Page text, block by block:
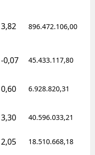
3,82 896.472.106,00
-0,07 45.433.117,80
0,60 6.928.820,31
3,30 40.596.033,21
2,05 18.510.668,18